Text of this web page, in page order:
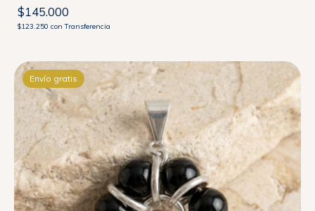
$145.000
$123.250 con Transferencia
Envío gratis